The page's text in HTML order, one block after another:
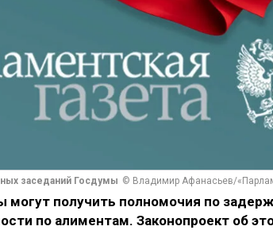
заседаний Госдумы © Владимир Афанасьев/
могут получить полномочия по
по алиментам. Законопроект об